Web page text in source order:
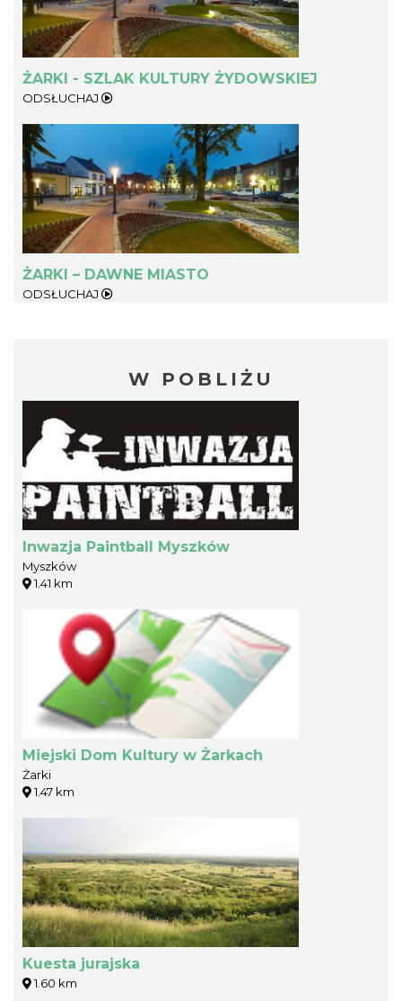
ŻARKI - SZLAK KULTURY ŻYDOWSKIEJ
ODSŁUCHAJ
ŻARKI – DAWNE MIASTO
ODSŁUCHAJ
W POBLIŻU
Inwazja Paintball Myszków
Myszków
1.41 km
Miejski Dom Kultury w Żarkach
Żarki
1.47 km
Kuesta jurajska
1.60 km